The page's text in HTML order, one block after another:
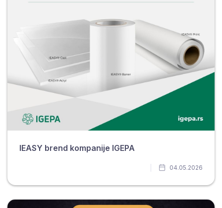
IEASY brend kompanije IGEPA
04.05.2026